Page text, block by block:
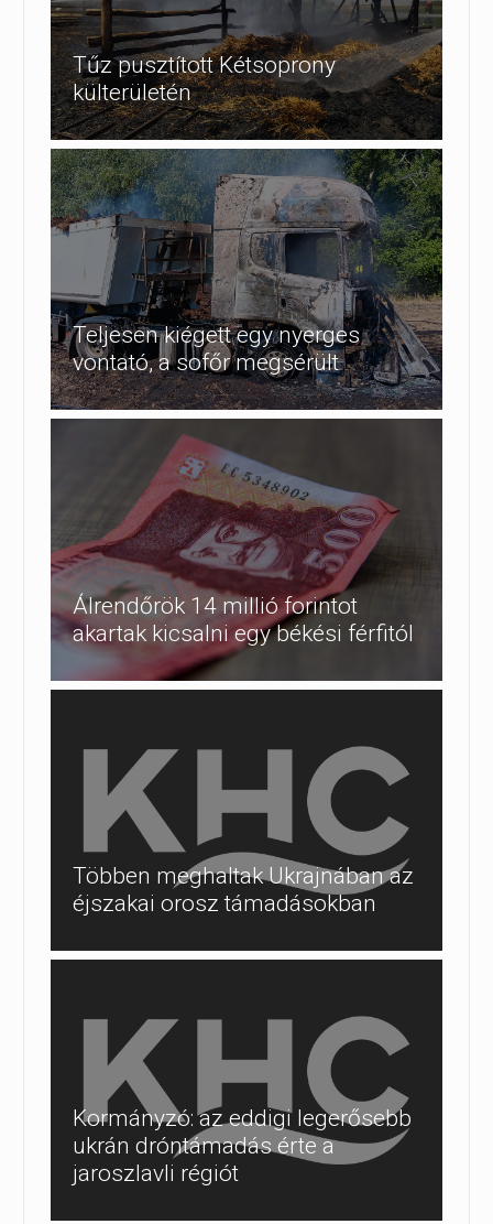
Tűz pusztított Kétsoprony
külterületén
Teljesen kiégett egy nyerges
vontató, a sofőr megsérült
Álrendőrök 14 millió forintot
akartak kicsalni egy békési férfitól
Többen meghaltak Ukrajnában az
éjszakai orosz támadásokban
Kormányzó: az eddigi legerősebb
ukrán dróntámadás érte a
jaroszlavli régiót